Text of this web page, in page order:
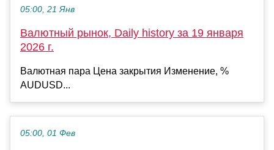
05:00, 21 Янв
Валютный рынок, Daily history за 19 января
2026 г.
Валютная пара Цена закрытия Изменение, %
AUDUSD...
05:00, 01 Фев